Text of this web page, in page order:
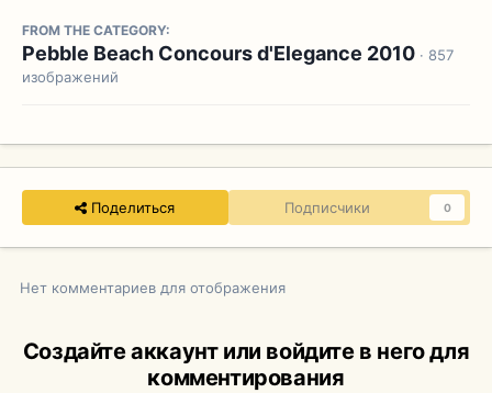
FROM THE CATEGORY:
Pebble Beach Concours d'Elegance 2010 · 857
изображений
Поделиться Подписчики 0
Нет комментариев для отображения
Создайте аккаунт или войдите в него для
комментирования